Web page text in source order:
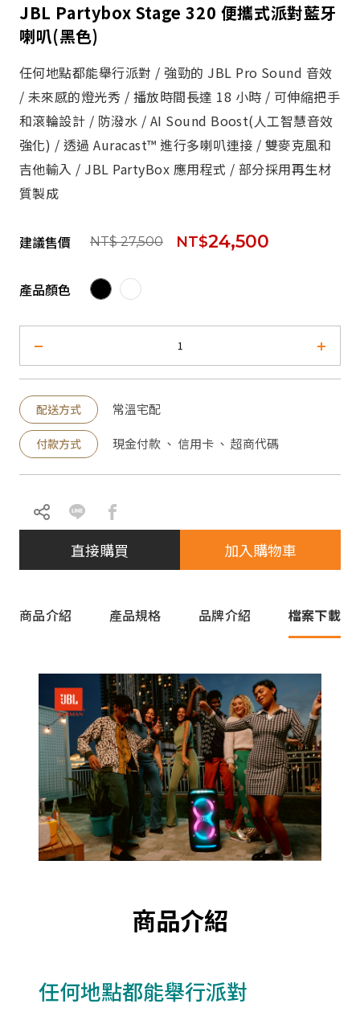
JBL Partybox Stage 320 便攜式派對藍牙
喇叭(黑色)
任何地點都能舉行派對 / 強勁的 JBL Pro Sound 音效
/ 未來感的燈光秀 / 播放時間長達 18 小時 / 可伸縮把手
和滾輪設計 / 防潑水 / AI Sound Boost(人工智慧音效
強化) / 透過 Auracast™ 進行多喇叭連接 / 雙麥克風和
吉他輸入 / JBL PartyBox 應用程式 / 部分採用再生材
質製成
建議售價 NT$ 27,500 NT$24,500
產品顏色
配送方式 常溫宅配
付款方式 現金付款 、 信用卡 、 超商代碼
直接購買 加入購物車
商品介紹 產品規格 品牌介紹 檔案下載
商品介紹
任何地點都能舉行派對